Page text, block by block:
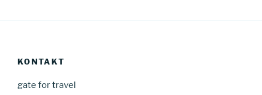
KONTAKT
gate for travel